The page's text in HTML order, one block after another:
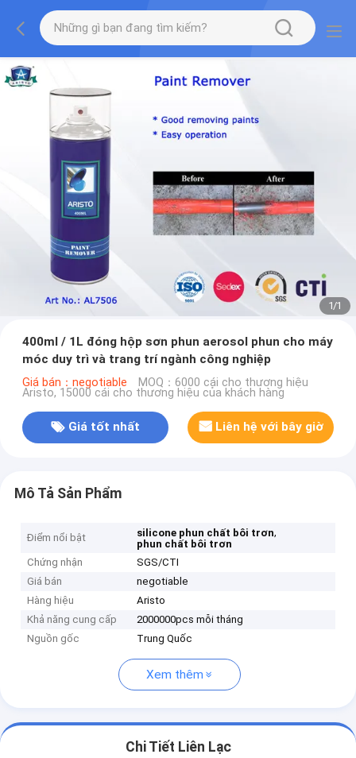
1/1
400ml / 1L đóng hộp sơn phun aerosol phun cho máy
móc duy trì và trang trí ngành công nghiệp
Giá bán：negotiable MOQ：6000 cái cho thương hiệu
Aristo, 15000 cái cho thương hiệu của khách hàng
Giá tốt nhất Liên hệ với bây giờ
Mô Tả Sản Phẩm
Điểm nổi bật silicone phun chất bôi trơn,
phun chất bôi trơn
Chứng nhận
SGS/CTI
Giá bán
negotiable
Hàng hiệu
Aristo
Khả năng cung cấp
2000000pcs mỗi tháng
Nguồn gốc
Trung Quốc
Xem thêm
Chi Tiết Liên Lạc